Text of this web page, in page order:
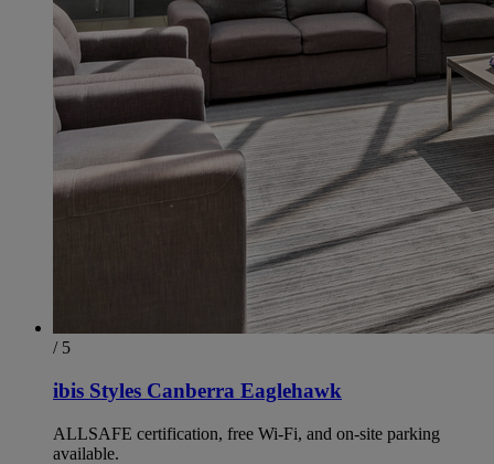
/ 5
ibis Styles Canberra Eaglehawk
ALLSAFE certification, free Wi-Fi, and on-site parking
available.